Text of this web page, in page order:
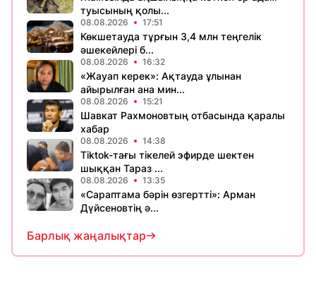
туысының қолы...
08.08.2026 17:51
Көкшетауда тұрғын 3,4 млн теңгелік
әшекейлері б...
08.08.2026 16:32
«Жауап керек»: Ақтауда ұлынан
айырылған ана мин...
08.08.2026 15:21
Шавкат Рахмоновтың отбасында қаралы
хабар
08.08.2026 14:38
Tiktok-тағы тікелей эфирде шектен
шыққан Тараз ...
08.08.2026 13:35
«Сараптама бәрін өзгертті»: Арман
Дүйсеновтің ә...
Барлық жаңалықтар